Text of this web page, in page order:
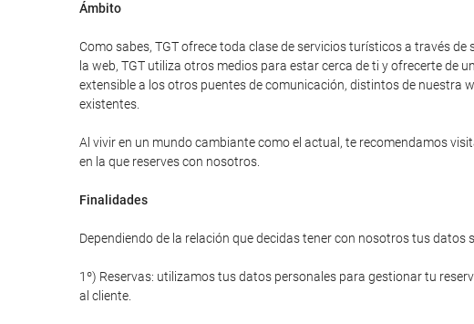
Ámbito
Como sabes, TGT ofrece toda clase de servicios turísticos a través
la web, TGT utiliza otros medios para estar cerca de ti y ofrecerte
extensible a los otros puentes de comunicación, distintos de nuestra
existentes.
Al vivir en un mundo cambiante como el actual, te recomendamos
en la que reserves con nosotros.
Finalidades
Dependiendo de la relación que decidas tener con nosotros tus datos
1º) Reservas: utilizamos tus datos personales para gestionar tu
al cliente.